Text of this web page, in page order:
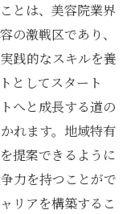
とは、美容院業界
の激戦区であり、
践的なスキルを養
としてスタート
へと成長する道の
れます。地域特有
提案できるように
力を持つことがで
リアを構築するこ